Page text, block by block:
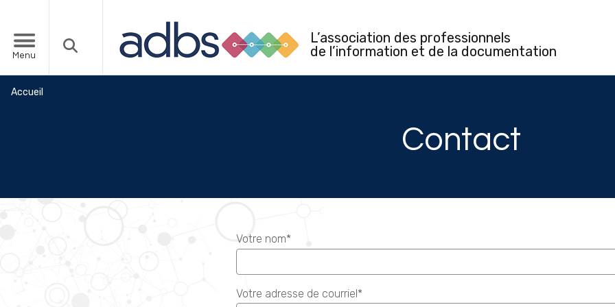
Menu
L’association des professionnels
de l’information et de la documentation
Accueil
Contact
Votre nom*
Votre adresse de courriel*